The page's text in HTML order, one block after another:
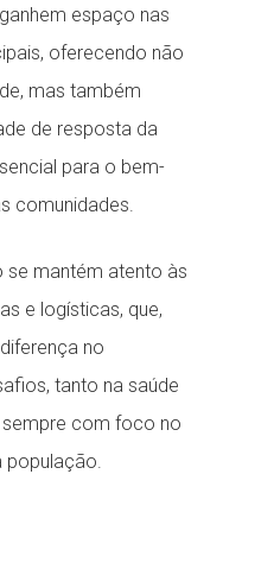
espaço nas
oferecendo não
mas também
de resposta da
para o bem-
comunidades.
se mantém atento às
e logísticas, que,
no
tanto na saúde
sempre com foco no
população.